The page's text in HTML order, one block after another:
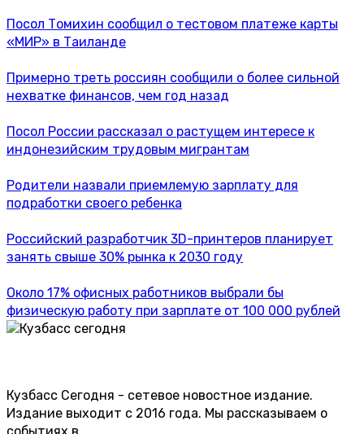
Посол Томихин сообщил о тестовом платеже карты
«МИР» в Таиланде
Примерно треть россиян сообщили о более сильной
нехватке финансов, чем год назад
Посол России рассказал о растущем интересе к
индонезийским трудовым мигрантам
Родители назвали приемлемую зарплату для
подработки своего ребенка
Российский разработчик 3D-принтеров планирует
занять свыше 30% рынка к 2030 году
Около 17% офисных работников выбрали бы
физическую работу при зарплате от 100 000 рублей
Кузбасс Сегодня - сетевое новостное издание.
Издание выходит с 2016 года. Мы рассказываем о